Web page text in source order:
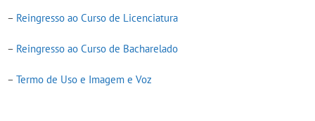
– Reingresso ao Curso de Licenciatura
– Reingresso ao Curso de Bacharelado
– Termo de Uso e Imagem e Voz